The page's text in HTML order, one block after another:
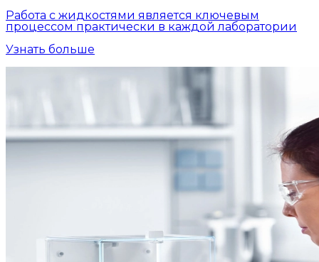
Работа с жидкостями является ключевым
процессом практически в каждой лаборатории
Узнать больше